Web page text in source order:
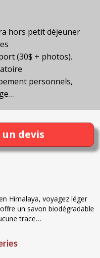
hors petit déjeuner
(30$ + photos).
personnels,
devis
Himalaya, voyagez léger
un savon biodégradable
trace…